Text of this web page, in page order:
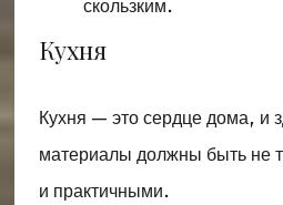
скользким.
Кухня
Кухня — это сердце дома, и
материалы должны быть не
и практичными.